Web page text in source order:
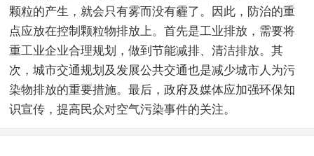
颗粒的产生，就会只有雾而没有霾了。因此，防治的重
点应放在控制颗粒物排放上。首先是工业排放，需要将
重工业企业合理规划，做到节能减排、清洁排放。其
次，城市交通规划及发展公共交通也是减少城市人为污
染物排放的重要措施。最后，政府及媒体应加强环保知
识宣传，提高民众对空气污染事件的关注。